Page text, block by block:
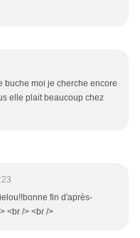
buche moi je cherche encore
elle plait beaucoup chez
fin d'après-
<br /> <br />